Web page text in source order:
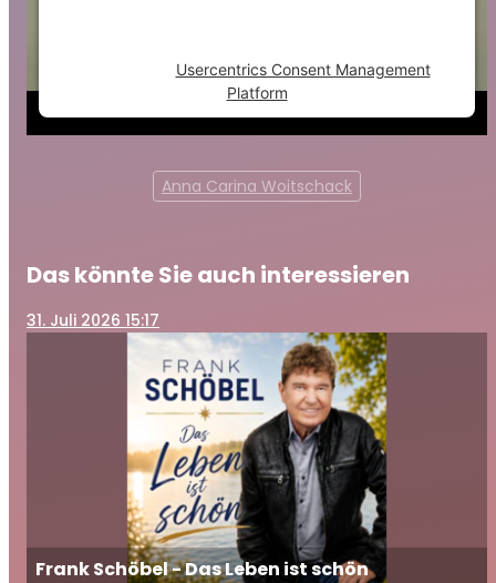
Usercentrics Consent Management
Platform
Anna Carina Woitschack
Das könnte Sie auch interessieren
31. Juli 2026 15:17
Frank Schöbel - Das Leben ist schön